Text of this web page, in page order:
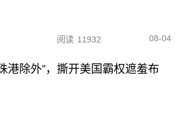
阅读 11932 08-04
港除外”，撕开美国霸权遮羞布